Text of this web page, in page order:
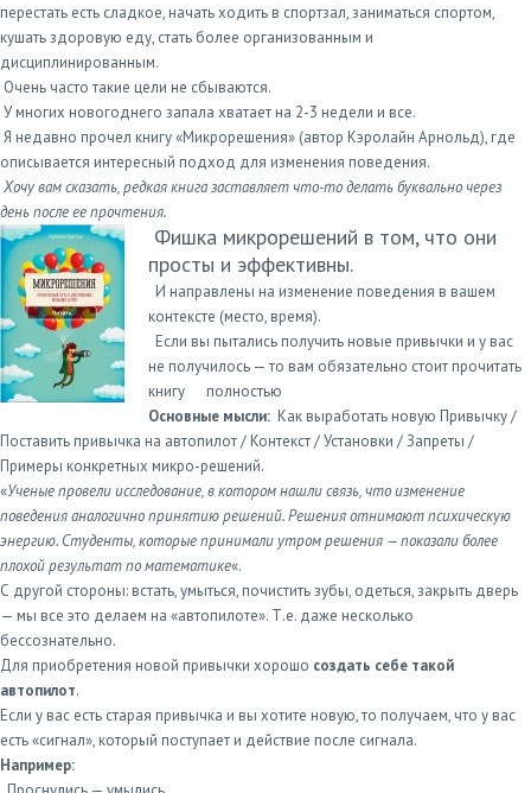
перестать есть сладкое, начать ходить в спортзал, заниматься спортом,
кушать здоровую еду, стать более организованным и
дисциплинированным.
Очень часто такие цели не сбываются.
У многих новогоднего запала хватает на 2-3 недели и все.
Я недавно прочел книгу «Микрорешения» (автор Кэролайн Арнольд), где
описывается интересный подход для изменения поведения.
Хочу вам сказать, редкая книга заставляет что-то делать буквально через
день после ее прочтения.
Фишка микрорешений в том, что они
просты и эффективны.
И направлены на изменение поведения в вашем
контексте (место, время).
Если вы пытались получить новые привычки и у вас
не получилось — то вам обязательно стоит прочитать
книгу полностью
Основные мысли: Как выработать новую Привычку /
Поставить привычка на автопилот / Контекст / Установки / Запреты /
Примеры конкретных микро-решений.
«Ученые провели исследование, в котором нашли связь, что изменение
поведения аналогично принятию решений. Решения отнимают психическую
энергию. Студенты, которые принимали утром решения — показали более
плохой результат по математике«.
С другой стороны: встать, умыться, почистить зубы, одеться, закрыть дверь
— мы все это делаем на «автопилоте». Т.е. даже несколько
бессознательно.
Для приобретения новой привычки хорошо создать себе такой
автопилот.
Если у вас есть старая привычка и вы хотите новую, то получаем, что у вас
есть «сигнал», который поступает и действие после сигнала.
Например: